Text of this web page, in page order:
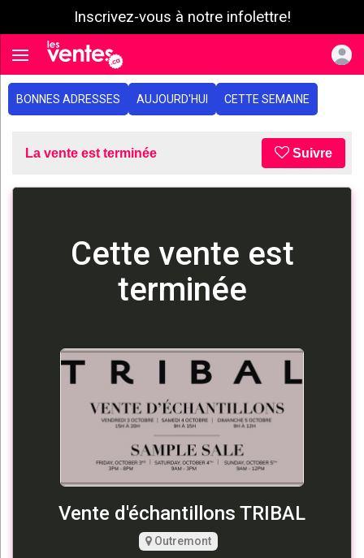
Inscrivez-vous à notre infolettre!
Toggle navigation
BONNES ADRESSES AUJOURD'HUI CETTE SEMAINE
La vente est terminée Suivre
Cette vente est
terminée
Vente d'échantillons TRIBAL
Outremont